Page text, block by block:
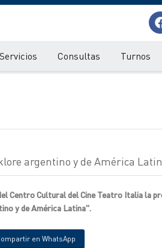
Consultas Turnos
argentino y de América
Centro Cultural del Cine Teatro Italia la
y de América Latina".
en WhatsApp